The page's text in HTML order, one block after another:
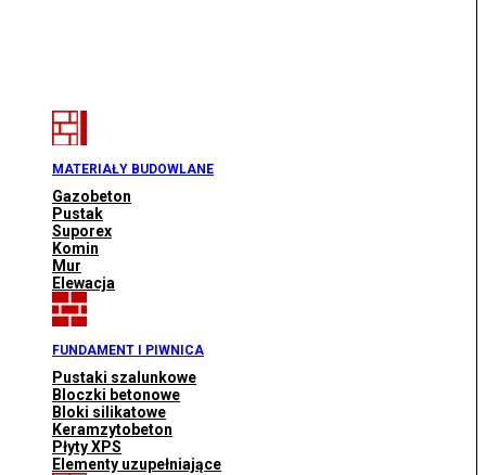
MATERIAŁY BUDOWLANE
Gazobeton
Pustak
Suporex
Komin
Mur
Elewacja
FUNDAMENT I PIWNICA
Pustaki szalunkowe
Bloczki betonowe
Bloki silikatowe
Keramzytobeton
Płyty XPS
Elementy uzupełniające